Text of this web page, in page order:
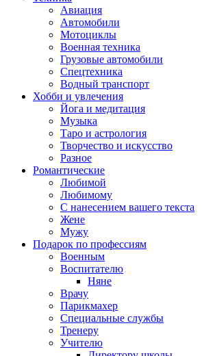
Авиация
Автомобили
Мотоциклы
Военная техника
Грузовые автомобили
Спецтехника
Водный транспорт
Хобби и увлечения
Йога и медитация
Музыка
Таро и астрология
Творчество и искусство
Разное
Романтические
Любимой
Любимому
С нанесением вашего текста
Жене
Мужу
Подарок по профессиям
Военным
Воспитателю
Няне
Врачу
Парикмахер
Специальные службы
Тренеру
Учителю